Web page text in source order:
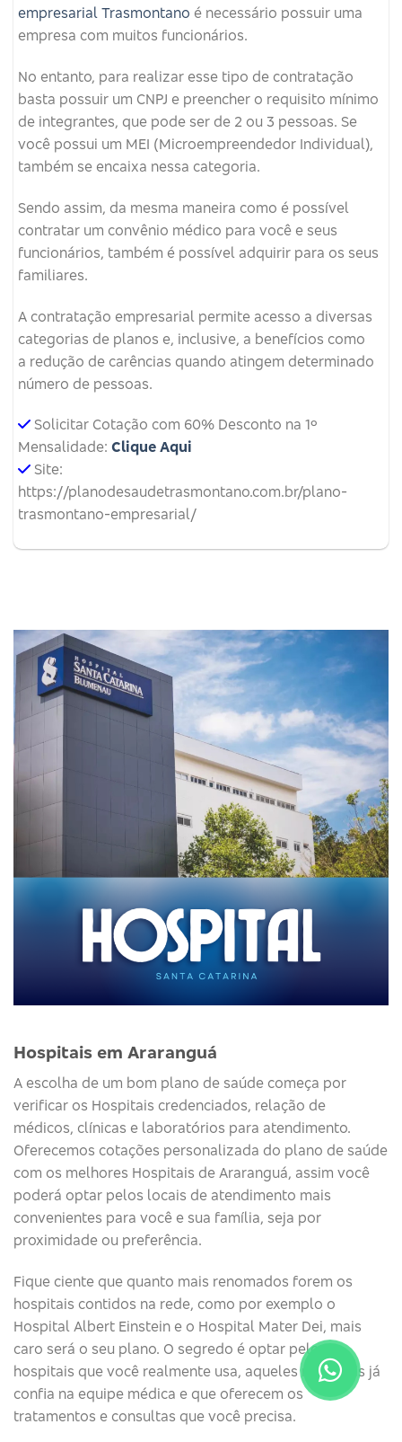
empresarial Trasmontano é necessário possuir uma
empresa com muitos funcionários.
No entanto, para realizar esse tipo de contratação
basta possuir um CNPJ e preencher o requisito mínimo
de integrantes, que pode ser de 2 ou 3 pessoas. Se
você possui um MEI (Microempreendedor Individual),
também se encaixa nessa categoria.
Sendo assim, da mesma maneira como é possível
contratar um convênio médico para você e seus
funcionários, também é possível adquirir para os seus
familiares.
A contratação empresarial permite acesso a diversas
categorias de planos e, inclusive, a benefícios como
a redução de carências quando atingem determinado
número de pessoas.
Solicitar Cotação com 60% Desconto na 1º
Mensalidade: Clique Aqui
Site:
https://planodesaudetrasmontano.com.br/plano-
trasmontano-empresarial/
Hospitais em Araranguá
A escolha de um bom plano de saúde começa por
verificar os Hospitais credenciados, relação de
médicos, clínicas e laboratórios para atendimento.
Oferecemos cotações personalizada do plano de saúde
com os melhores Hospitais de Araranguá, assim você
poderá optar pelos locais de atendimento mais
convenientes para você e sua família, seja por
proximidade ou preferência.
Fique ciente que quanto mais renomados forem os
hospitais contidos na rede, como por exemplo o
Hospital Albert Einstein e o Hospital Mater Dei, mais
caro será o seu plano. O segredo é optar pelos
hospitais que você realmente usa, aqueles nos quais já
confia na equipe médica e que oferecem os
tratamentos e consultas que você precisa.